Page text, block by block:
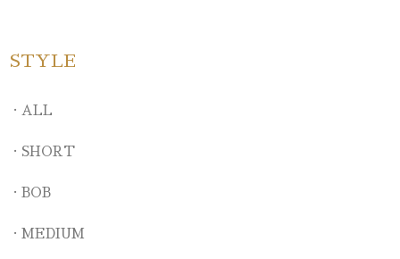
STYLE
ALL
SHORT
BOB
MEDIUM